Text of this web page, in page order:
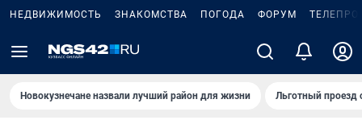
НЕДВИЖИМОСТЬ ЗНАКОМСТВА ПОГОДА ФОРУМ
Новокузнечане назвали лучший район для жизни Льготный проезд